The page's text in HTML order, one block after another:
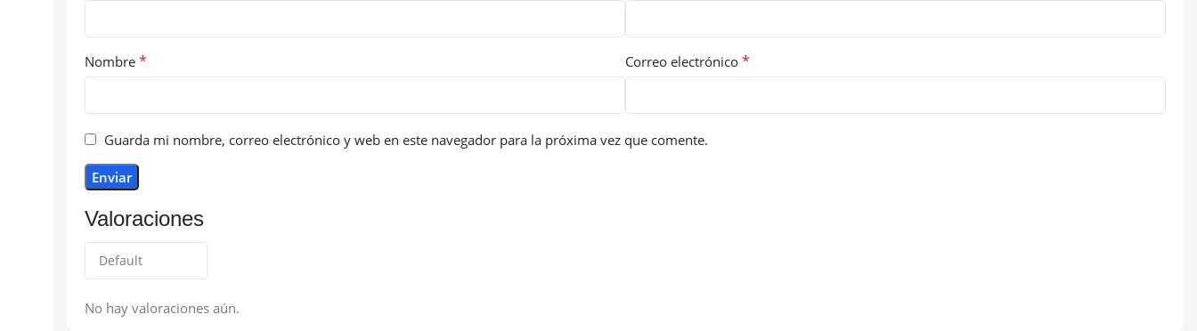
Valoraciones
No hay valoraciones aún.
Nombre * Correo electrónico *
Guarda mi nombre, correo electrónico y web en este navegador para la próxima vez que comente.